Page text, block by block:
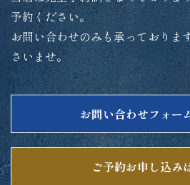
予約ください。
お問い合わせのみも承っておりま
さいませ。
お問い合わせフォー
ご予約お申し込み